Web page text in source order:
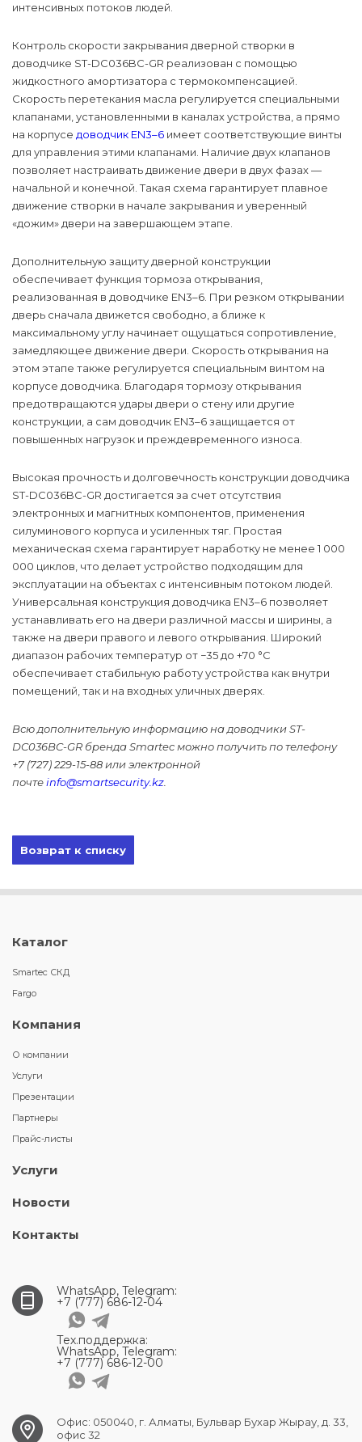
интенсивных потоков людей.
Контроль скорости закрывания дверной створки в
доводчике ST-DC036BC-GR реализован с помощью
жидкостного амортизатора с термокомпенсацией.
Скорость перетекания масла регулируется специальными
клапанами, установленными в каналах устройства, а прямо
на корпусе доводчик EN3–6 имеет соответствующие винты
для управления этими клапанами. Наличие двух клапанов
позволяет настраивать движение двери в двух фазах —
начальной и конечной. Такая схема гарантирует плавное
движение створки в начале закрывания и уверенный
«дожим» двери на завершающем этапе.
Дополнительную защиту дверной конструкции
обеспечивает функция тормоза открывания,
реализованная в доводчике EN3–6. При резком открывании
дверь сначала движется свободно, а ближе к
максимальному углу начинает ощущаться сопротивление,
замедляющее движение двери. Скорость открывания на
этом этапе также регулируется специальным винтом на
корпусе доводчика. Благодаря тормозу открывания
предотвращаются удары двери о стену или другие
конструкции, а сам доводчик EN3–6 защищается от
повышенных нагрузок и преждевременного износа.
Высокая прочность и долговечность конструкции доводчика
ST-DC036BC-GR достигается за счет отсутствия
электронных и магнитных компонентов, применения
силуминового корпуса и усиленных тяг. Простая
механическая схема гарантирует наработку не менее 1 000
000 циклов, что делает устройство подходящим для
эксплуатации на объектах с интенсивным потоком людей.
Универсальная конструкция доводчика EN3–6 позволяет
устанавливать его на двери различной массы и ширины, а
также на двери правого и левого открывания. Широкий
диапазон рабочих температур от −35 до +70 °С
обеспечивает стабильную работу устройства как внутри
помещений, так и на входных уличных дверях.
Всю дополнительную информацию на доводчики ST-
DC036BC-GR бренда Smartec можно получить по телефону
+7 (727) 229-15-88 или электронной
почтеinfo@smartsecurity.kz
Возврат к списку
Каталог
Smartec СКД
Fargo
Компания
О компании
Услуги
Презентации
Партнеры
Прайс-листы
Услуги
Новости
Контакты
WhatsApp, Telegram:
+7 (777) 686-12-04
Тех.поддержка:
WhatsApp, Telegram:
+7 (777) 686-12-00
Офис: 050040, г. Алматы, Бульвар Бухар Жырау, д. 33,
офис 32